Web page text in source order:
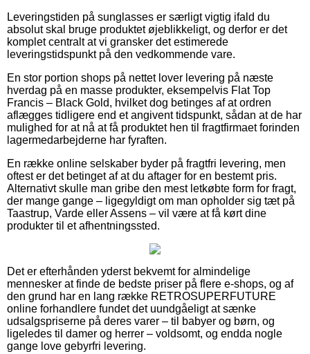
Leveringstiden på sunglasses er særligt vigtig ifald du
absolut skal bruge produktet øjeblikkeligt, og derfor er det
komplet centralt at vi gransker det estimerede
leveringstidspunkt på den vedkommende vare.
En stor portion shops på nettet lover levering på næste
hverdag på en masse produkter, eksempelvis Flat Top
Francis – Black Gold, hvilket dog betinges af at ordren
aflægges tidligere end et angivent tidspunkt, sådan at de har
mulighed for at nå at få produktet hen til fragtfirmaet forinden
lagermedarbejderne har fyraften.
En række online selskaber byder på fragtfri levering, men
oftest er det betinget af at du aftager for en bestemt pris.
Alternativt skulle man gribe den mest letkøbte form for fragt,
der mange gange – ligegyldigt om man opholder sig tæt på
Taastrup, Varde eller Assens – vil være at få kørt dine
produkter til et afhentningssted.
Det er efterhånden yderst bekvemt for almindelige
mennesker at finde de bedste priser på flere e-shops, og af
den grund har en lang række RETROSUPERFUTURE
online forhandlere fundet det uundgåeligt at sænke
udsalgspriserne på deres varer – til babyer og børn, og
ligeledes til damer og herrer – voldsomt, og endda nogle
gange love gebyrfri levering.